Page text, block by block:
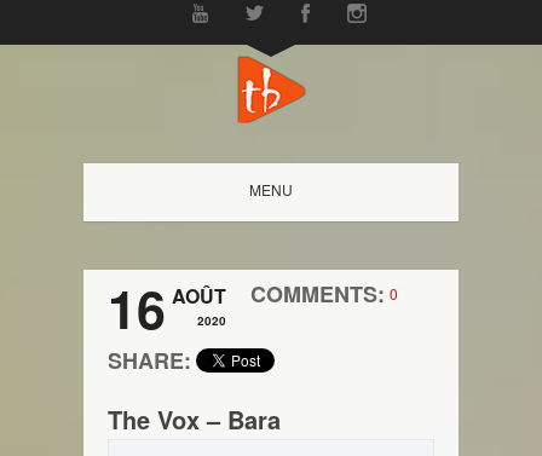
MENU
16 AOÛT
2020
COMMENTS: 0
SHARE:
The Vox – Bara